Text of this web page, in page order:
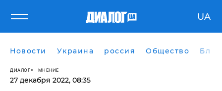
UA
Новости Украина россия Общество
ДИАЛОГ МНЕНИЕ
27 декабря 2022, 08:35